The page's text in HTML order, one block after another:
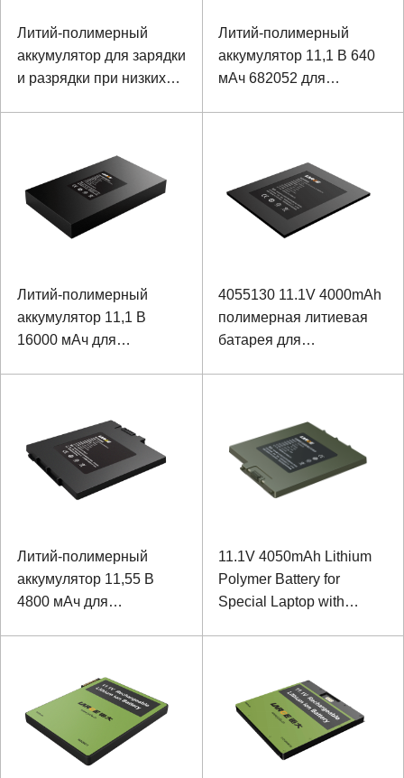
Литий-полимерный
аккумулятор для зарядки
и разрядки при низких
Литий-полимерный
аккумулятор 11,1 В 640
мАч 682052 для
Литий-полимерный
аккумулятор 11,1 В
16000 мАч для
4055130 11.1V 4000mAh
полимерная литиевая
батарея для
инструмента
Литий-полимерный
аккумулятор 11,55 В
4800 мАч для
11.1V 4050mAh Lithium
Polymer Battery for
Special Laptop with